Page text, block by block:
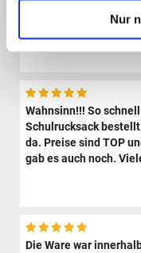
Nur
Wahnsinn!!! So
Schulrucksack
da. Preise sind TOP
gab es auch noch.
Die Ware war